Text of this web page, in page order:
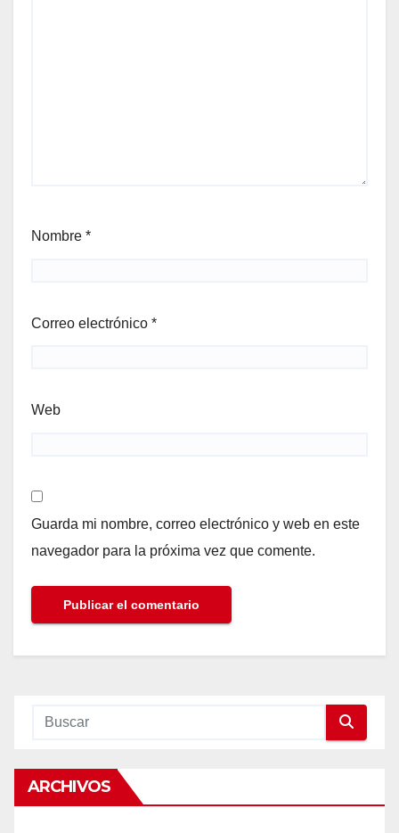
Nombre *
Correo electrónico *
Web
Guarda mi nombre, correo electrónico y web en este
navegador para la próxima vez que comente.
ARCHIVOS